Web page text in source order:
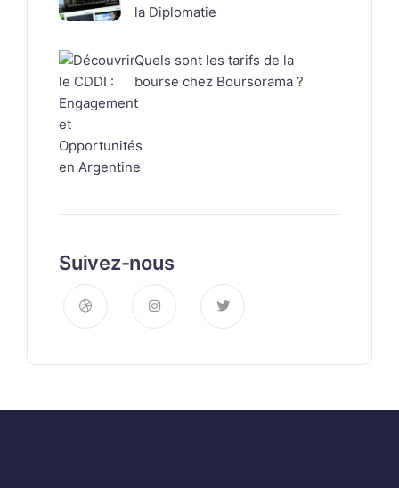
la Diplomatie
Quels sont les tarifs de la
bourse chez Boursorama ?
Suivez-nous